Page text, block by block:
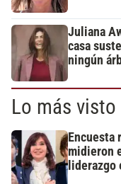
Juliana
casa
ningún
Lo más visto
Encuesta
midieron